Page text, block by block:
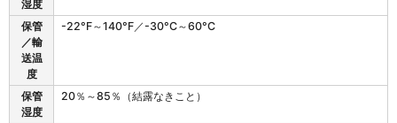
性
湿度
保管
／輸
送温
度
-22°F～140°F／-30°C～60°C
保管
湿度
20％～85％（結露なきこと）